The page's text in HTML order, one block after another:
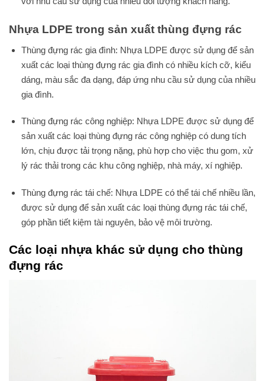
Nhựa LDPE trong sản xuất thùng đựng rác
Thùng đựng rác gia đình: Nhựa LDPE được sử dụng để sản
xuất các loại thùng đựng rác gia đình có nhiều kích cỡ, kiểu
dáng, màu sắc đa dạng, đáp ứng nhu cầu sử dụng của nhiều
gia đình.
Thùng đựng rác công nghiệp: Nhựa LDPE được sử dụng để
sản xuất các loại thùng đựng rác công nghiệp có dung tích
lớn, chịu được tải trọng nặng, phù hợp cho việc thu gom, xử
lý rác thải trong các khu công nghiệp, nhà máy, xí nghiệp.
Thùng đựng rác tái chế: Nhựa LDPE có thể tái chế nhiều lần,
được sử dụng để sản xuất các loại thùng đựng rác tái chế,
góp phần tiết kiệm tài nguyên, bảo vệ môi trường.
Các loại nhựa khác sử dụng cho thùng
đựng rác